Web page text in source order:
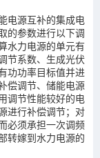
电源互补的集成电
的参数进行以下调
水力电源的单元有
节系数、生成光伏
功功率目标值并进
偿调节、储能电源
调节性能较好的电
进行补偿调节；对
必须承担一次调频
转嫁到水力电源的